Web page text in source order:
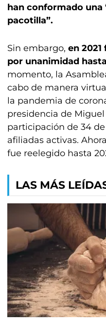
han conformado una
pacotilla”.
Sin embargo, en
por unanimidad
momento, la
cabo de manera
la pandemia de
presidencia de Miguel
participación de 34
afiliadas activas.
fue reelegido hasta
LAS MÁS